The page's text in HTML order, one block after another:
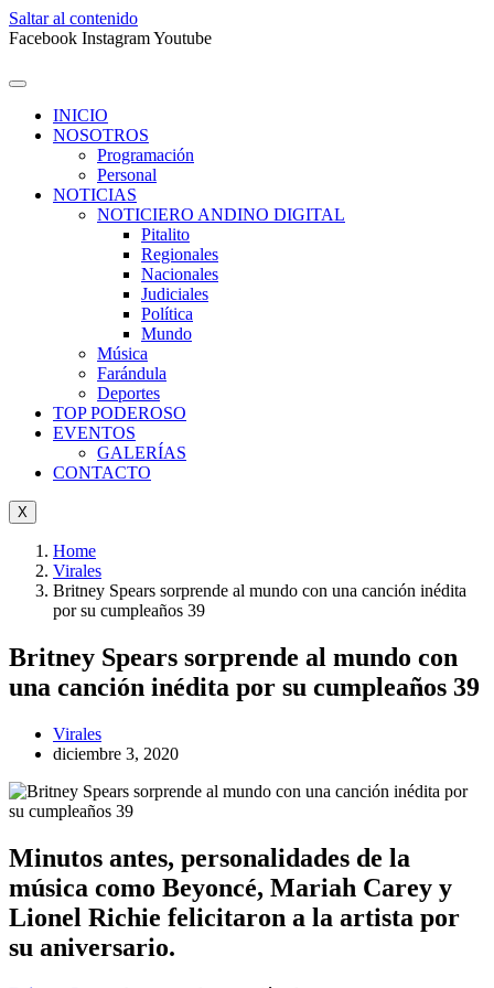
Saltar al contenido
Facebook InstagramYoutube
INICIO
NOSOTROS
Programación
Personal
NOTICIAS
NOTICIERO ANDINO DIGITAL
Pitalito
Regionales
Nacionales
Judiciales
Política
Mundo
Música
Farándula
Deportes
TOP PODEROSO
EVENTOS
GALERÍAS
CONTACTO
X
Home
Virales
Britney Spears sorprende al mundo con una canción inédita
por su cumpleaños 39
Britney Spears sorprende al mundo con
una canción inédita por su cumpleaños 39
Virales
diciembre 3, 2020
Minutos antes, personalidades de la
música como Beyoncé, Mariah Carey y
Lionel Richie felicitaron a la artista por
su aniversario.